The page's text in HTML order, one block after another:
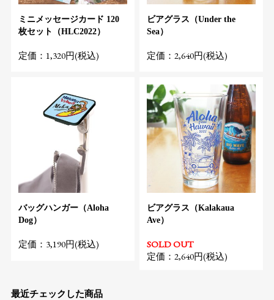
ミニメッセージカード 120
枚セット（HLC2022）
定価：1,320円(税込)
ビアグラス（Under the
Sea）
定価：2,640円(税込)
バッグハンガー（Aloha
Dog）
定価：3,190円(税込)
ビアグラス（Kalakaua
Ave）
SOLD OUT
定価：2,640円(税込)
最近チェックした商品